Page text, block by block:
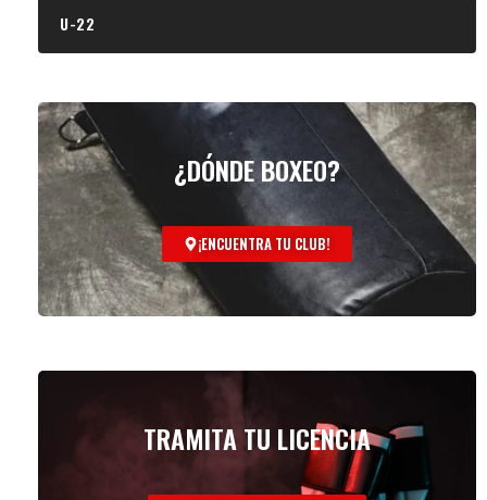
U-22
¿DÓNDE BOXEO?
¡ENCUENTRA TU CLUB!
TRAMITA TU LICENCIA